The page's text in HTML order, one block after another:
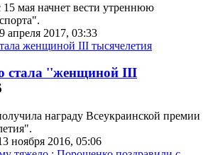
мая начнет вести утреннюю
апреля 2017, 03:33
стала ''женщиной III
награду Всеукраинской премии
ноября 2016, 05:06